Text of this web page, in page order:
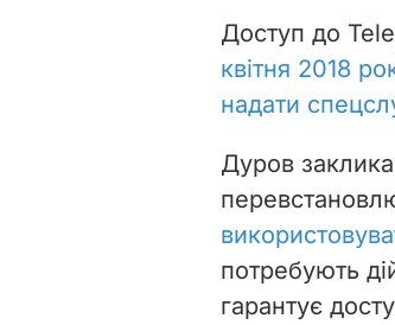
Доступ до
квітня 2018
надати
Дуров
потребують
гарантує